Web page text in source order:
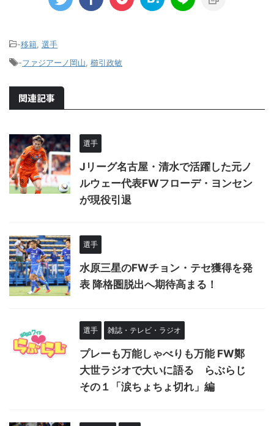
-移籍 選手
-ファジアーノ岡山 櫛引政敏
関連記事
選手
Jリーグ名古屋・清水で活躍した元ノ
ルウェー代表FWフローデ・ヨンセン
が現役引退
選手
水原三星のFWチョン・テセ獲得を発
表 降格圏脱出へ期待高まる！
選手 雑誌・テレビ・ラジオ
プレーも万能しゃべりも万能 FW鄭
大世ラジオで大いに語る らぶらじ
その１「涙ちょちょ切れ」編